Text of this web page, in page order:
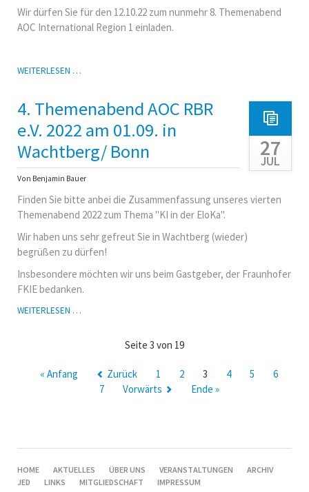
Wir dürfen Sie für den 12.10.22 zum nunmehr 8. Themenabend
AOC International Region 1 einladen.
WEITERLESEN …8.
INTERNATIONAL
REGION
1
AM
12.10.22
4. Themenabend AOC RBR
e.V. 2022 am 01.09. in
Wachtberg/ Bonn
27
JUL
Von Benjamin Bauer
Finden Sie bitte anbei die Zusammenfassung unseres vierten
Themenabend 2022 zum Thema "KI in der EloKa".
Wir haben uns sehr gefreut Sie in Wachtberg (wieder)
begrüßen zu dürfen!
Insbesondere möchten wir uns beim Gastgeber, der Fraunhofer
FKIE bedanken.
WEITERLESEN …4.
2022
Seite 3 von 19
« Anfang Zurück 1 2 3 4 5
6
7
Vorwärts Ende »
NAVIGATION
ÜBERSPRINGEN
HOME AKTUELLES ÜBER UNS VERANSTALTUNGEN
ARCHIV
JED
LINKS MITGLIEDSCHAFT IMPRESSUM